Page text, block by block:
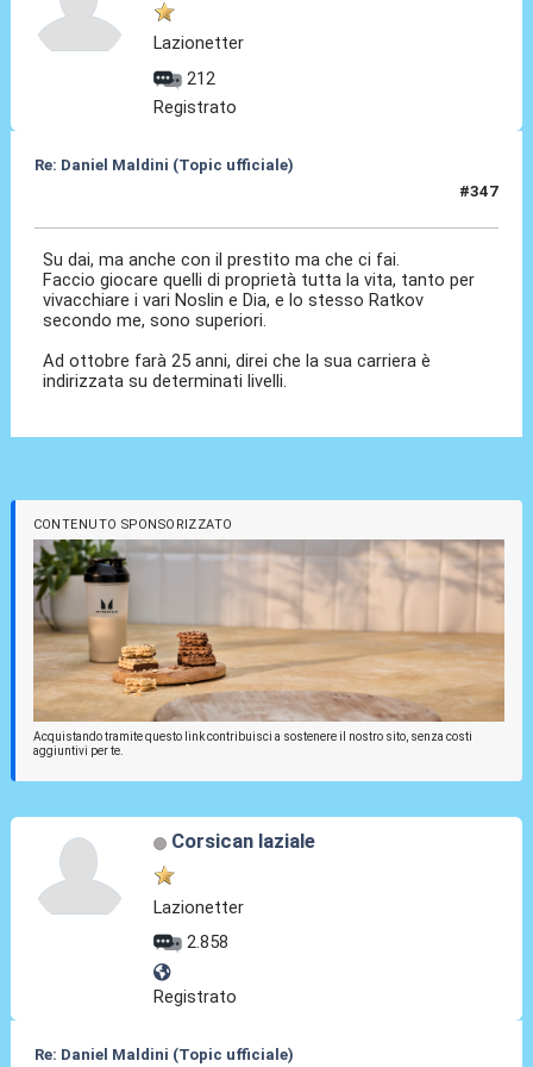
Lazionetter
212
Registrato
Re: Daniel Maldini (Topic ufficiale)
#347
Su dai, ma anche con il prestito ma che ci fai.
Faccio giocare quelli di proprietà tutta la vita, tanto per
vivacchiare i vari Noslin e Dia, e lo stesso Ratkov
secondo me, sono superiori.
Ad ottobre farà 25 anni, direi che la sua carriera è
indirizzata su determinati livelli.
CONTENUTO SPONSORIZZATO
Acquistando tramite questo link contribuisci a sostenere il nostro sito, senza costi
aggiuntivi per te.
Corsican laziale
Lazionetter
2.858
Registrato
Re: Daniel Maldini (Topic ufficiale)